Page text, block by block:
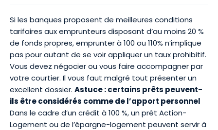
Si les banques proposent de meilleures conditions
tarifaires aux emprunteurs disposant d’au moins 20 %
de fonds propres, emprunter à 100 ou 110% n’implique
pas pour autant de se voir appliquer un taux prohibitif.
Vous devez négocier ou vous faire accompagner par
votre courtier. Il vous faut malgré tout présenter un
excellent dossier. Astuce : certains prêts peuvent-
ils être considérés comme de l’apport personnel
Dans le cadre d’un crédit à 100 %, un prêt Action-
Logement ou de l’épargne-logement peuvent servir à